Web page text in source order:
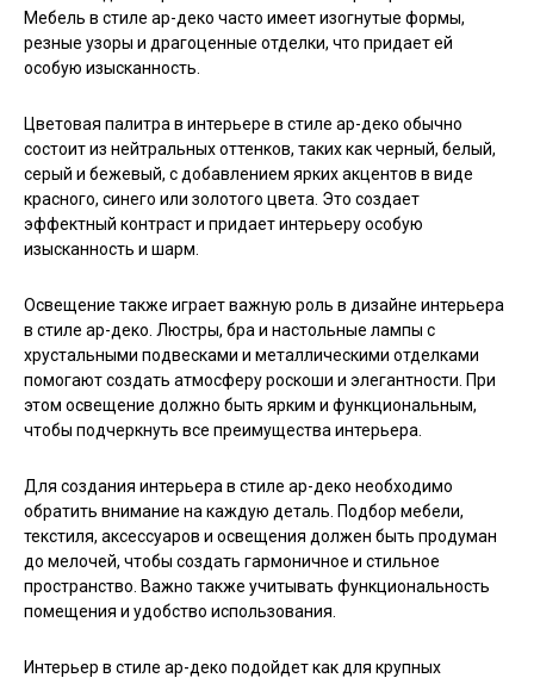
Мебель в стиле ар-деко часто имеет изогнутые формы,
резные узоры и драгоценные отделки, что придает ей
особую изысканность.
Цветовая палитра в интерьере в стиле ар-деко обычно
состоит из нейтральных оттенков, таких как черный, белый,
серый и бежевый, с добавлением ярких акцентов в виде
красного, синего или золотого цвета. Это создает
эффектный контраст и придает интерьеру особую
изысканность и шарм.
Освещение также играет важную роль в дизайне интерьера
в стиле ар-деко. Люстры, бра и настольные лампы с
хрустальными подвесками и металлическими отделками
помогают создать атмосферу роскоши и элегантности. При
этом освещение должно быть ярким и функциональным,
чтобы подчеркнуть все преимущества интерьера.
Для создания интерьера в стиле ар-деко необходимо
обратить внимание на каждую деталь. Подбор мебели,
текстиля, аксессуаров и освещения должен быть продуман
до мелочей, чтобы создать гармоничное и стильное
пространство. Важно также учитывать функциональность
помещения и удобство использования.
Интерьер в стиле ар-деко подойдет как для крупных